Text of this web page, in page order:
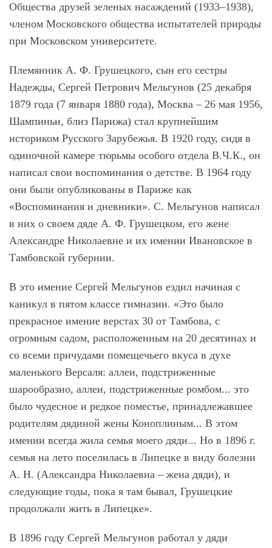
Общества друзей зеленых насаждений (1933–1938),
членом Московского общества испытателей природы
при Московском университете.
Племянник А. Ф. Грушецкого, сын его сестры
Надежды, Сергей Петрович Мельгунов (25 декабря
1879 года (7 января 1880 года), Москва – 26 мая 1956,
Шампиньи, близ Парижа) стал крупнейшим
историком Русского Зарубежья. В 1920 году, сидя в
одиночной камере тюрьмы особого отдела В.Ч.К., он
написал свои воспоминания о детстве. В 1964 году
они были опубликованы в Париже как
«Воспоминания и дневники». С. Мельгунов написал
в них о своем дяде А. Ф. Грушецком, его жене
Александре Николаевне и их имении Ивановское в
Тамбовской губернии.
В это имение Сергей Мельгунов ездил начиная с
каникул в пятом классе гимназии. «Это было
прекрасное имение верстах 30 от Тамбова, с
огромным садом, расположенным на 20 десятинах и
со всеми причудами помещечьего вкуса в духе
маленького Версаля: аллеи, подстриженные
шарообразно, аллеи, подстриженные ромбом... это
было чудесное и редкое поместье, принадлежавшее
родителям дядиной жены Коноплиным... В этом
имении всегда жила семья моего дяди... Но в 1896 г.
семья на лето поселилась в Липецке в виду болезни
А. Н. (Александра Николаевна – жена дяди), и
следующие годы, пока я там бывал, Грушецкие
продолжали жить в Липецке».
В 1896 году Сергей Мельгунов работал у дяди